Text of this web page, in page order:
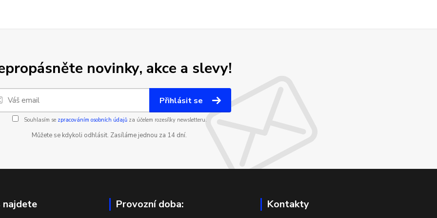
novinky, akce a slevy!
Přihlásit se
Souhlasím se zpracováním osobních údajůza účelem rozesílky newsletteru.
Můžete se kdykoli odhlásit. Zasíláme jednou za 14 dní.
najdete Provozní doba: Kontakty